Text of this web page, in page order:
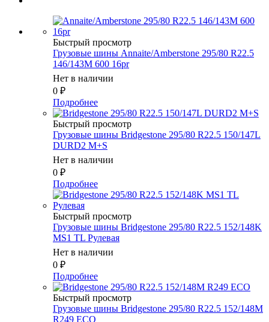
Быстрый просмотр
Грузовые шины Annaite/Amberstone 295/80 R22.5
146/143M 600 16pr
Нет в наличии
0 ₽
Подробнее
Быстрый просмотр
Грузовые шины Bridgestone 295/80 R22.5 150/147L
DURD2 M+S
Нет в наличии
0 ₽
Подробнее
Быстрый просмотр
Грузовые шины Bridgestone 295/80 R22.5 152/148K
MS1 TL Рулевая
Нет в наличии
0 ₽
Подробнее
Быстрый просмотр
Грузовые шины Bridgestone 295/80 R22.5 152/148M
R249 ECO